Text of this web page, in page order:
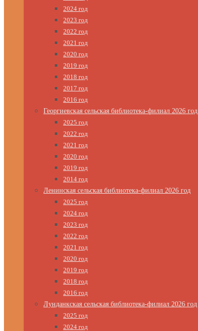
2024 год
2023 год
2022 год
2021 год
2020 год
2019 год
2018 год
2017 год
2016 год
Георгиевская сельская библиотека-филиал 2026 год
2025 год
2022 год
2021 год
2020 год
2019 год
2014 год
Ленинская сельская библиотека-филиал 2026 год
2025 год
2024 год
2023 год
2022 год
2021 год
2020 год
2019 год
2018 год
2016 год
Лунданкская сельская библиотека-филиал 2026 год
2025 год
2024 год